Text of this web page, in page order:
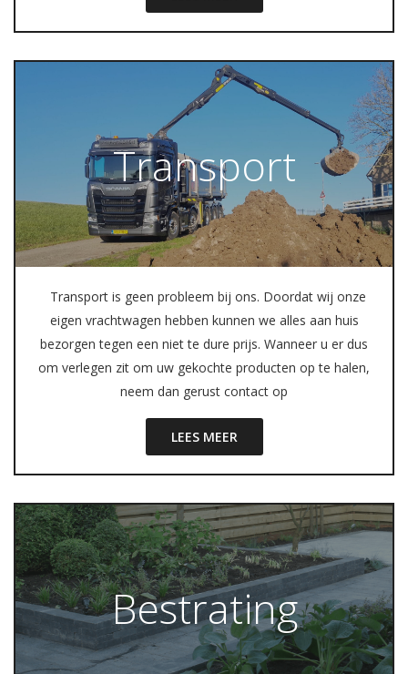
Transport
Transport is geen probleem bij ons. Doordat wij onze
eigen vrachtwagen hebben kunnen we alles aan huis
bezorgen tegen een niet te dure prijs. Wanneer u er dus
om verlegen zit om uw gekochte producten op te halen,
neem dan gerust contact op
LEES MEER
Bestrating